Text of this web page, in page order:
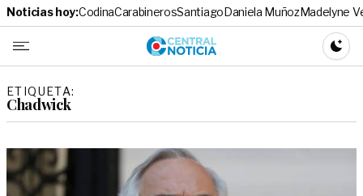
Noticias hoy:CodinaCarabinerosSantiagoDaniela MuñozMadelyne
Central
ETIQUETA:
Chadwick